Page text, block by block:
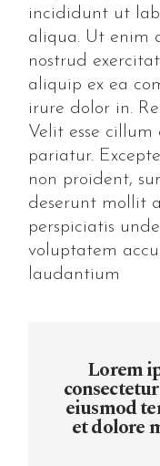
incididunt ut
aliqua. Ut enim
nostrud
aliquip ex ea
irure dolor in.
Velit esse
pariatur.
non proident,
deserunt mollit
perspiciatis
voluptatem
laudantium
Lorem
eiusmod
et dolore